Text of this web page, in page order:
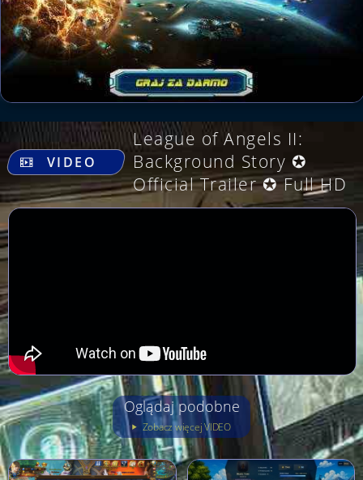
.
VIDEO
League of Angels II:
Background Story ✪
Official Trailer ✪ Full HD
Oglądaj podobne
Zobacz więcej VIDEO